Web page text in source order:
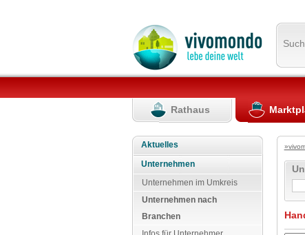
Rathaus
Aktuelles
Unternehmen
Unternehmen im Umkreis
Unternehmen nach
Branchen